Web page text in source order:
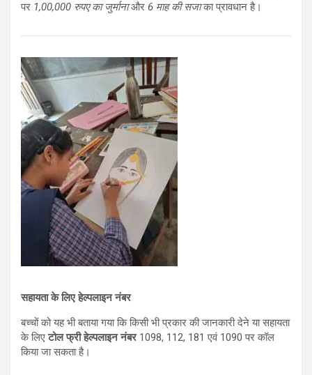
पर 1,00,000 रुपए का जुर्मानाऔर 6 माह की सजाका प्रावधान है।
सहायता के लिए हेल्पलाइन नंबर
बच्चों को यह भी बताया गया कि किसी भी प्रकार की जानकारी देने या सहायता
के लिएटोल फ्री हेल्पलाइन नंबर1098, 112, 181 एवं 1090 पर कॉल
किया जा सकता है।